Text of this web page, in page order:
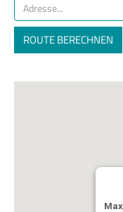
ROUTE BERECHNEN